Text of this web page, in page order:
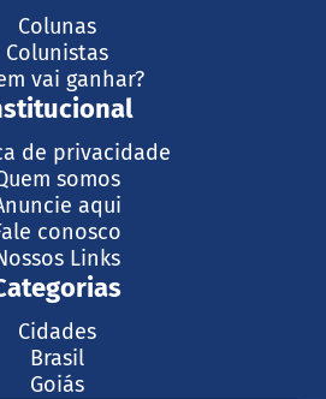
Colunas
Colunistas
vai ganhar?
de privacidade
somos
aqui
conosco
Links
Cidades
Brasil
Goiás